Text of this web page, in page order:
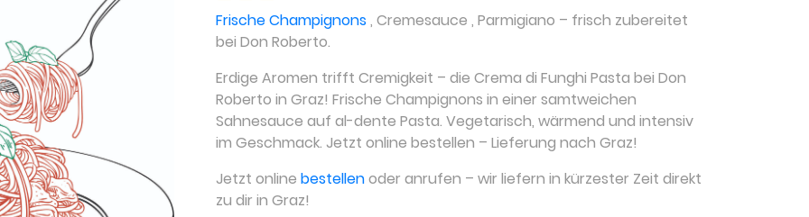
Frische Champignons, Cremesauce , Parmigiano – frisch zubereitet
bei Don Roberto.
Erdige Aromen trifft Cremigkeit – die Crema di Funghi Pasta bei Don
Roberto in Graz! Frische Champignons in einer samtweichen
Sahnesauce auf al-dente Pasta. Vegetarisch, wärmend und intensiv
im Geschmack. Jetzt online bestellen – Lieferung nach Graz!
Jetzt online bestellenoder anrufen – wir liefern in kürzester Zeit direkt
zu dir in Graz!